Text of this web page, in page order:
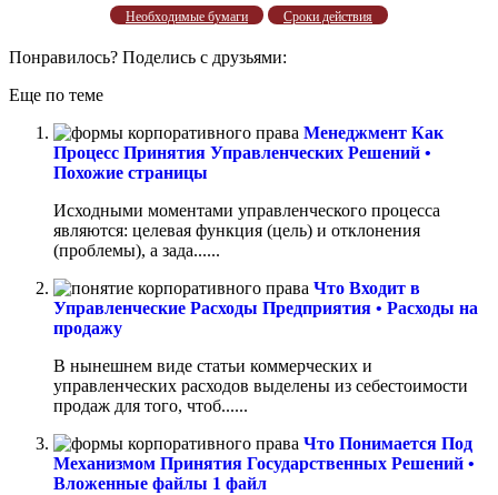
Необходимые бумаги
Сроки действия
Понравилось? Поделись с друзьями:
Еще по теме
Менеджмент Как
Процесс Принятия Управленческих Решений •
Похожие страницы
Исходными моментами управленческого процесса
являются: целевая функция (цель) и отклонения
(проблемы), а зада......
Что Входит в
Управленческие Расходы Предприятия • Расходы на
продажу
В нынешнем виде статьи коммерческих и
управленческих расходов выделены из себестоимости
продаж для того, чтоб......
Что Понимается Под
Механизмом Принятия Государственных Решений •
Вложенные файлы 1 файл